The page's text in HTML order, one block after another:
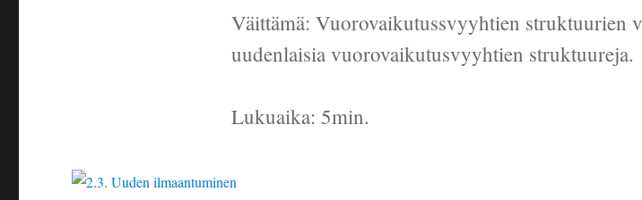
Väittämä: Vuorovaikutussvyyhtien struktuurien
uudenlaisia vuorovaikutusvyyhtien struktuureja.
Lukuaika: 5min.